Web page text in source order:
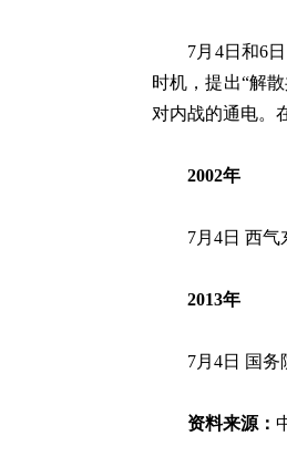
7月4日和6日
时机，提出“解
对内战的通电。
2002年
7月4日 西气东
2013年
7月4日 国务院
资料来源：